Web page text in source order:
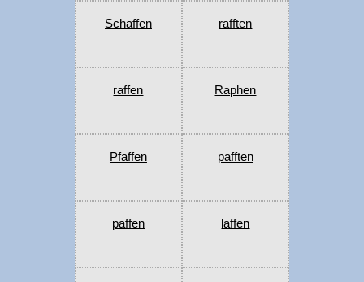
Schaffen rafften
raffen Raphen
Pfaffen pafften
paffen laffen